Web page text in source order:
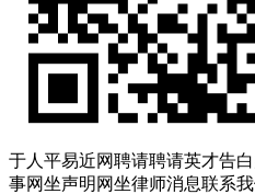
于人平易近网聘请聘请英才告
事网坐声明网坐律师消息联系